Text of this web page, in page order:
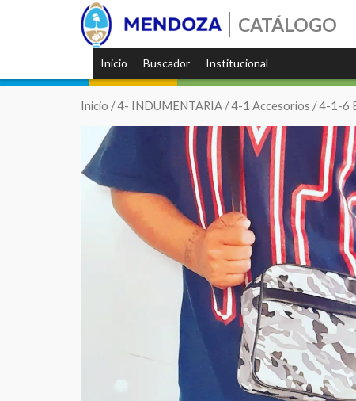
CATÁLOGO
Inicio Buscador Institucional
Inicio /4- INDUMENTARIA /4-1 Accesorios /4-1-6